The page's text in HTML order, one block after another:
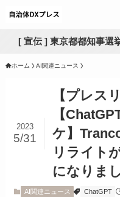
[ 宣伝 ] 東京都都知事選
ホーム AI関連ニュース
【プレス
【
ケ】
リライト
になりまし
2023
5/31
AI関連ニュース ChatGPT